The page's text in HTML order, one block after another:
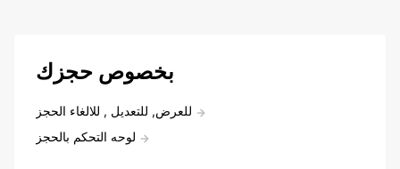
بخصوص حجزك
للعرض, للتعديل , للالغاء الحجز
لوحه التحكم بالحجز